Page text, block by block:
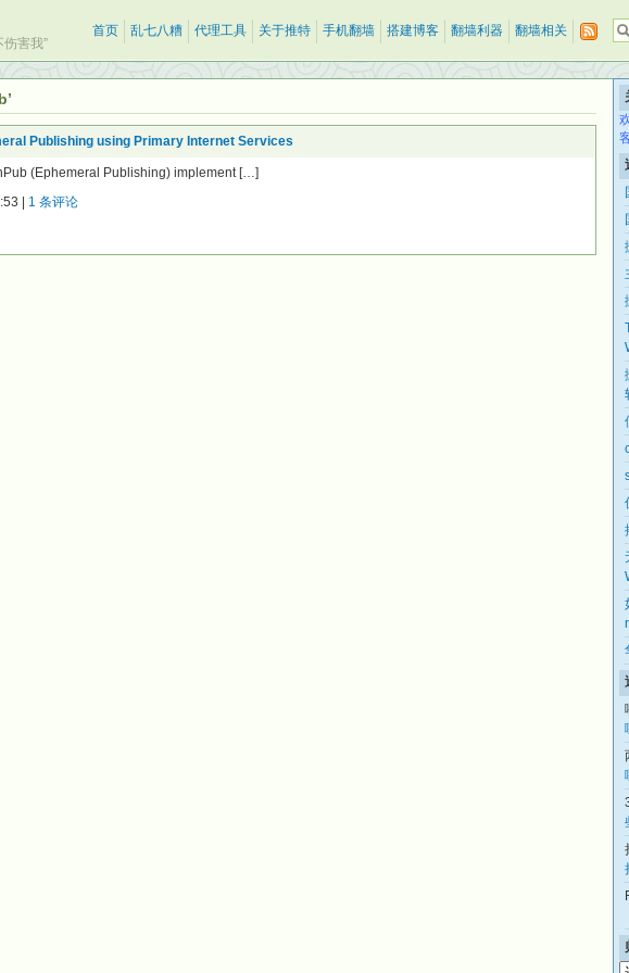
伤害我”
首页 乱七八糟 代理工具 关于推特 手机翻墙 搭建博客 翻墙利器 翻墙相关
Publishing using Primary Internet Services
(Ephemeral Publishing) implement […]
| 1 条评论